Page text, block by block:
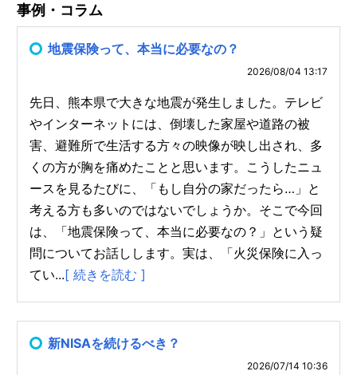
事例・コラム
地震保険って、本当に必要なの？
2026/08/04 13:17
先日、熊本県で大きな地震が発生しました。テレビ
やインターネットには、倒壊した家屋や道路の被
害、避難所で生活する方々の映像が映し出され、多
くの方が胸を痛めたことと思います。こうしたニュ
ースを見るたびに、「もし自分の家だったら…」と
考える方も多いのではないでしょうか。そこで今回
は、「地震保険って、本当に必要なの？」という疑
問についてお話しします。実は、「火災保険に入っ
てい...[ 続きを読む ]
新NISAを続けるべき？
2026/07/14 10:36